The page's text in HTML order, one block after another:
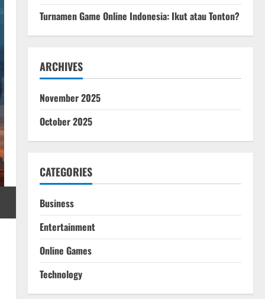
Turnamen Game Online Indonesia: Ikut atau Tonton?
ARCHIVES
November 2025
October 2025
CATEGORIES
Business
Entertainment
Online Games
Technology